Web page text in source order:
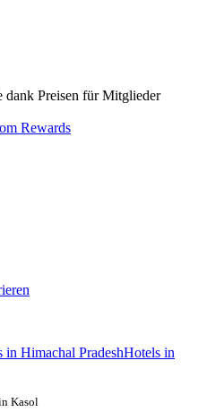
dank Preisen für Mitglieder
Rewards
in Himachal PradeshHotels in
Kasol